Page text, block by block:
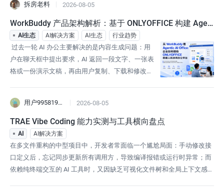
市场规模全年预计突破 3800 亿
拆房老料 2026-08-05
WorkBuddy 产品架构解析：基于 ONLYOFFICE 构建 Agen
tic AI Offic
AI生态 AI解决方案 AI生态 行业趋势
过去一轮 AI 办公主要解决的是内容生成问题：用
户在聊天框中提出要求，AI 返回一段文字、一张表
格或一份演示文稿，再由用户复制、下载和修改。
连接器和在线编辑能力组织到同一个工作环境中，
使 AI 不只是回答问题，而是参与完整的办公流程。
对于希望建设企业级 AI Office 的团队而言，Wo
用户9958191422993 2026-08-05
TRAE Vibe Coding 能力实测与工具横向盘点
AI AI解决方案
在多文件重构的中型项目中，开发者常面临一个尴尬局面：手动修改接
口定义后，忘记同步更新所有调用方，导致编译报错或运行时异常；而
依赖纯终端交互的 AI 工具时，又因缺乏可视化文件树和全局上下文感